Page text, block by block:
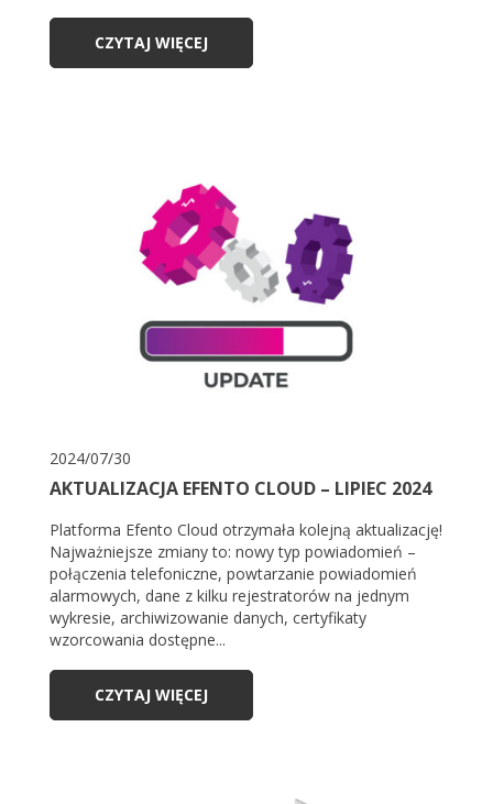
CZYTAJ WIĘCEJ
2024/07/30
AKTUALIZACJA EFENTO CLOUD – LIPIEC 2024
Platforma Efento Cloud otrzymała kolejną aktualizację!
Najważniejsze zmiany to: nowy typ powiadomień –
połączenia telefoniczne, powtarzanie powiadomień
alarmowych, dane z kilku rejestratorów na jednym
wykresie, archiwizowanie danych, certyfikaty
wzorcowania dostępne...
CZYTAJ WIĘCEJ